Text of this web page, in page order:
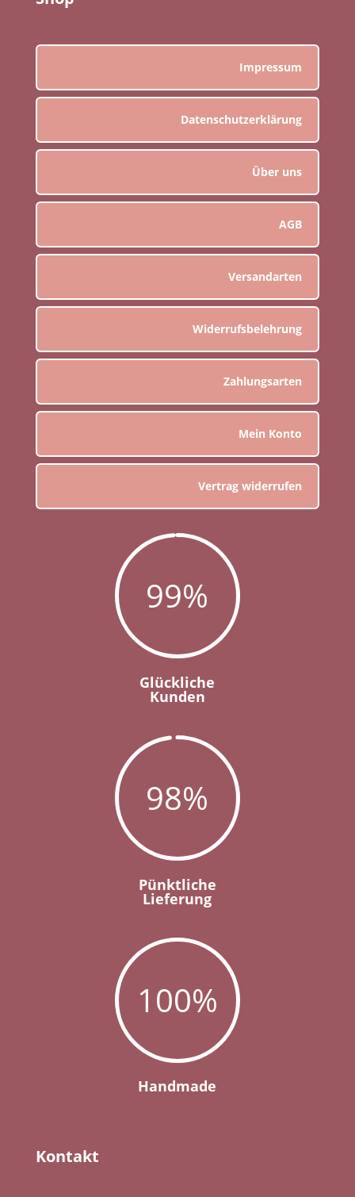
Impressum
Datenschutzerklärung
Über uns
AGB
Versandarten
Widerrufsbelehrung
Zahlungsarten
Mein Konto
Vertrag widerrufen
99%
Glückliche
Kunden
98%
Pünktliche
Lieferung
100%
Handmade
Kontakt